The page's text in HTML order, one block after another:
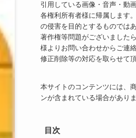
引用している画像・音声・動
各権利所有者様に帰属します
の侵害を目的とするものでは
著作権等問題がございました
様よりお問い合わせからご連
修正削除等の対応を取らせて頂
本サイトのコンテンツには、
ンが含まれている場合がありま
目次